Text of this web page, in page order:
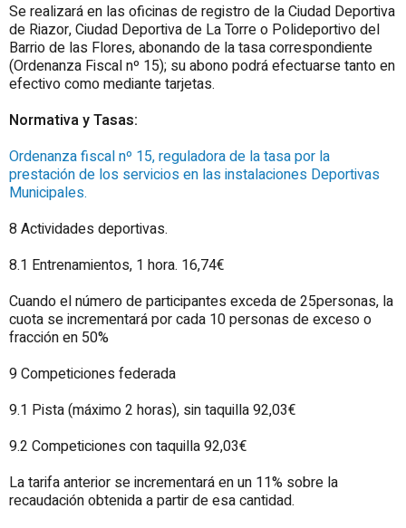
Se realizará en las oficinas de registro de la Ciudad Deportiva
de Riazor, Ciudad Deportiva de La Torre o Polideportivo del
Barrio de las Flores, abonando de la tasa correspondiente
(Ordenanza Fiscal nº 15); su abono podrá efectuarse tanto en
efectivo como mediante tarjetas.
Normativa y Tasas:
Ordenanza fiscal nº 15, reguladora de la tasa por la
prestación de los servicios en las instalaciones Deportivas
Municipales.
8 Actividades deportivas.
8.1 Entrenamientos, 1 hora. 16,74€
Cuando el número de participantes exceda de 25personas, la
cuota se incrementará por cada 10 personas de exceso o
fracción en 50%
9 Competiciones federada
9.1 Pista (máximo 2 horas), sin taquilla 92,03€
9.2 Competiciones con taquilla 92,03€
La tarifa anterior se incrementará en un 11% sobre la
recaudación obtenida a partir de esa cantidad.